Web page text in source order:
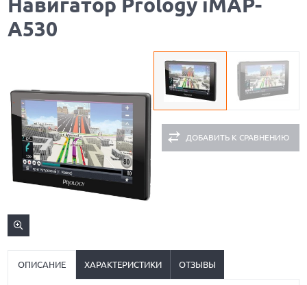
Навигатор Prology iMAP-
A530
ДОБАВИТЬ К СРАВНЕНИЮ
ОПИСАНИЕ ХАРАКТЕРИСТИКИ ОТЗЫВЫ